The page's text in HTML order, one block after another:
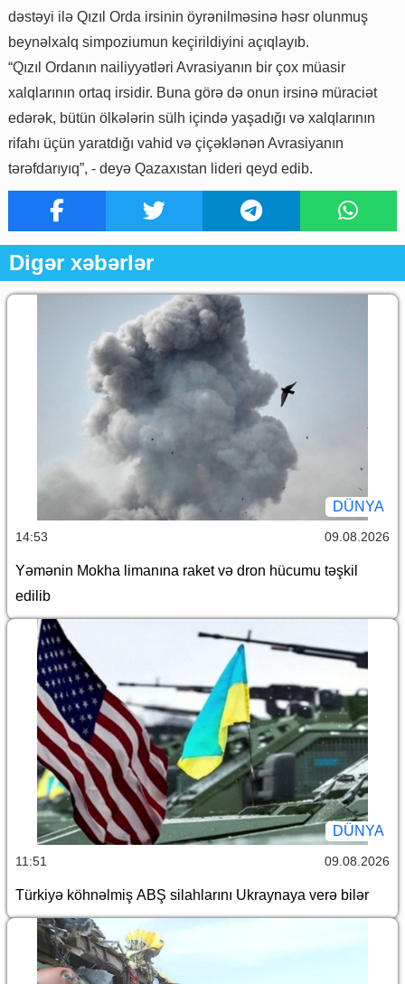
dəstəyi ilə Qızıl Orda irsinin öyrənilməsinə həsr olunmuş
beynəlxalq simpoziumun keçirildiyini açıqlayıb.
“Qızıl Ordanın nailiyyətləri Avrasiyanın bir çox müasir
xalqlarının ortaq irsidir. Buna görə də onun irsinə müraciət
edərək, bütün ölkələrin sülh içində yaşadığı və xalqlarının
rifahı üçün yaratdığı vahid və çiçəklənən Avrasiyanın
tərəfdarıyıq”, - deyə Qazaxıstan lideri qeyd edib.
Digər xəbərlər
DÜNYA
14:53 09.08.2026
Yəmənin Mokha limanına raket və dron hücumu təşkil
edilib
DÜNYA
11:51 09.08.2026
Türkiyə köhnəlmiş ABŞ silahlarını Ukraynaya verə bilər